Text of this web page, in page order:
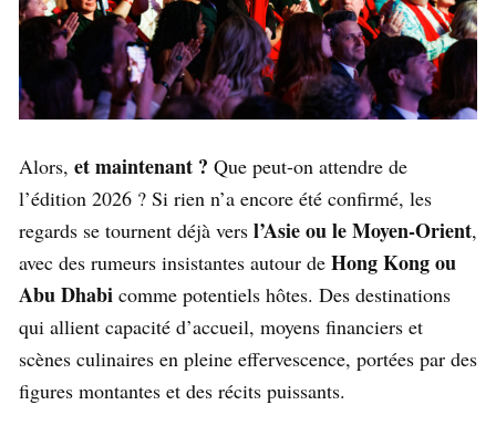
Alors, et maintenant ? Que peut-on attendre de
l’édition 2026 ? Si rien n’a encore été confirmé, les
regards se tournent déjà vers l’Asie ou le Moyen-Orient,
avec des rumeurs insistantes autour de Hong Kong ou
Abu Dhabi comme potentiels hôtes. Des destinations
qui allient capacité d’accueil, moyens financiers et
scènes culinaires en pleine effervescence, portées par des
figures montantes et des récits puissants.